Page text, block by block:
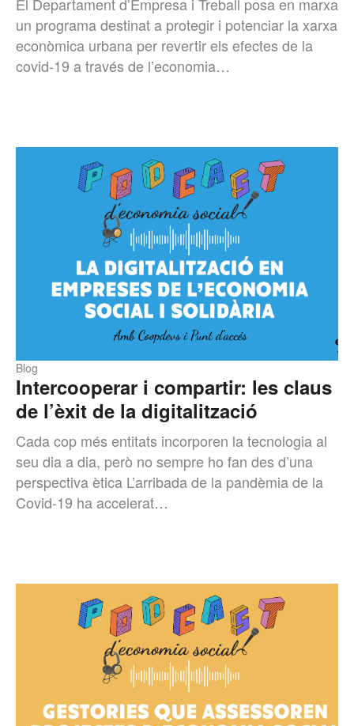
un programa destinat a protegir i potenciar la xarxa
econòmica urbana per revertir els efectes de la
covid-19 a través de l’economia…
Intercooperar i compartir: les claus
de l’èxit de la digitalització
Blog
Cada cop més entitats incorporen la tecnologia al
seu dia a dia, però no sempre ho fan des d’una
perspectiva ètica L’arribada de la pandèmia de la
Covid-19 ha accelerat…